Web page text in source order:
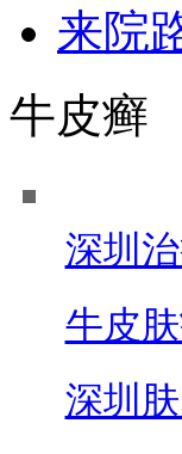
来院
牛皮癣
深圳
牛皮
深圳